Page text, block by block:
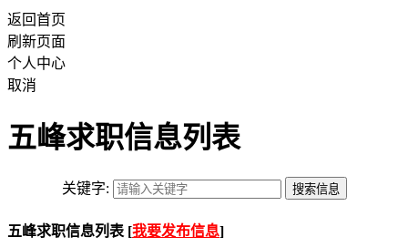
返回首页
刷新页面
个人中心
取消
五峰求职信息列表
关键字:
五峰求职信息列表 [我要发布信息]